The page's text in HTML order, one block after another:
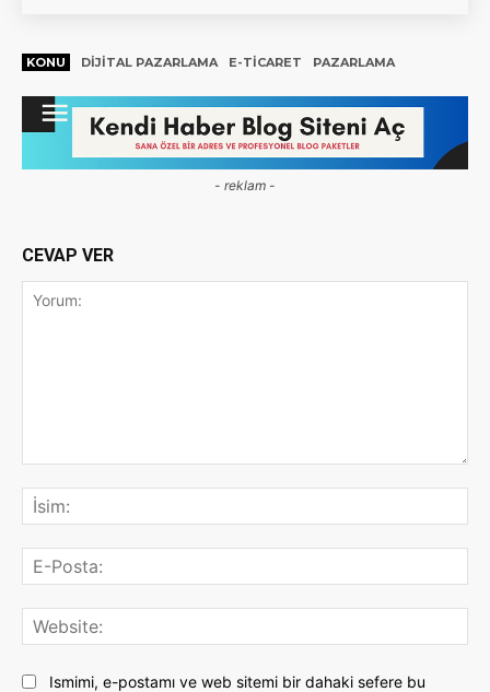
KONU DIJITAL PAZARLAMA E-TICARET PAZARLAMA
- reklam -
CEVAP VER
Ismimi, e-postamı ve web sitemi bir dahaki sefere bu